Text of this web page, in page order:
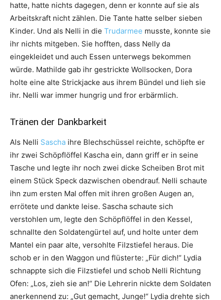
hatte, hatte nichts dagegen, denn er konnte auf sie als
Arbeitskraft nicht zählen. Die Tante hatte selber sieben
Kinder. Und als Nelli in die Trudarmee musste, konnte sie
ihr nichts mitgeben. Sie hofften, dass Nelly da
eingekleidet und auch Essen unterwegs bekommen
würde. Mathilde gab ihr gestrickte Wollsocken, Dora
holte eine alte Strickjacke aus ihrem Bündel und lieh sie
ihr. Nelli war immer hungrig und fror erbärmlich.
Tränen der Dankbarkeit
Als Nelli Sascha ihre Blechschüssel reichte, schöpfte er
ihr zwei Schöpflöffel Kascha ein, dann griff er in seine
Tasche und legte ihr noch zwei dicke Scheiben Brot mit
einem Stück Speck dazwischen obendrauf. Nelli schaute
ihn zum ersten Mal offen mit ihren großen Augen an,
errötete und dankte leise. Sascha schaute sich
verstohlen um, legte den Schöpflöffel in den Kessel,
schnallte den Soldatengürtel auf, und holte unter dem
Mantel ein paar alte, versohlte Filzstiefel heraus. Die
schob er in den Waggon und flüsterte: „Für dich!“ Lydia
schnappte sich die Filzstiefel und schob Nelli Richtung
Ofen: „Los, zieh sie an!“ Die Lehrerin nickte dem Soldaten
anerkennend zu: „Gut gemacht, Junge!“ Lydia drehte sich